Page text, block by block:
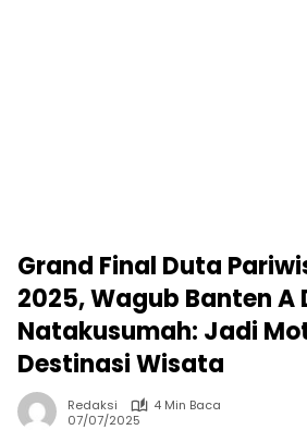
Grand Final Duta
2025, Wagub Banten A
Natakusumah: Jadi
Destinasi Wisata
Redaksi
4 Min Baca
07/07/2025